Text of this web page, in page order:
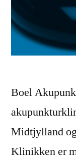
Boel
Midtjylland
Klinikken er